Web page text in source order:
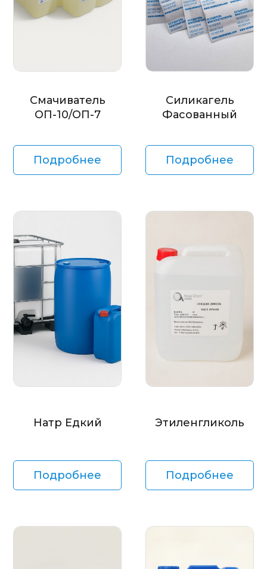
Смачиватель
ОП-10/ОП-7
Подробнее
Силикагель
Фасованный
Подробнее
Натр Едкий
Подробнее
Этиленгликоль
Подробнее